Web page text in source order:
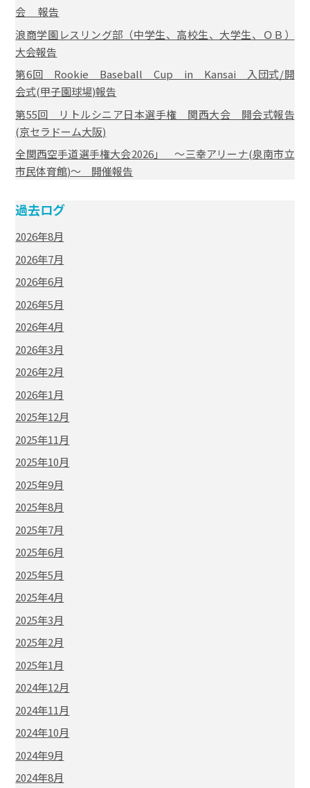
会 報告
浪商学園レスリング部（中学生、高校生、大学生、ＯＢ）
大会報告
第6回 Rookie Baseball Cup in Kansai 入団式/開
会式(甲子園球場)報告
第55回 リトルシニア日本選手権 関西大会 開会式報告
(京セラドーム大阪)
全関西空手道選手権大会2026」 ～三幸アリーナ(泉南市立
市民体育館)～ 開催報告
過去ログ
2026年8月
2026年7月
2026年6月
2026年5月
2026年4月
2026年3月
2026年2月
2026年1月
2025年12月
2025年11月
2025年10月
2025年9月
2025年8月
2025年7月
2025年6月
2025年5月
2025年4月
2025年3月
2025年2月
2025年1月
2024年12月
2024年11月
2024年10月
2024年9月
2024年8月